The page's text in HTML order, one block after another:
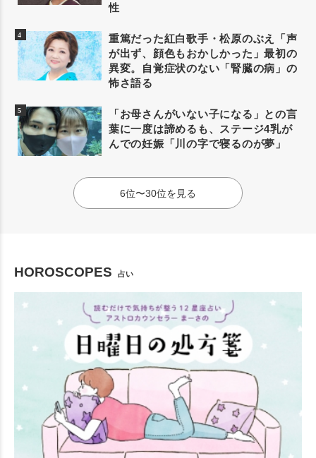
性
重篤だった紅白歌手・松原のぶえ「声
が出ず、顔色もおかしかった」最初の
異変。自覚症状のない「腎臓の病」の
怖さ語る
「お母さんがいない子になる」との言
葉に一度は諦めるも、ステージ4乳が
んでの妊娠「川の字で寝るのが夢」
6位〜30位を見る
HOROSCOPES 占い